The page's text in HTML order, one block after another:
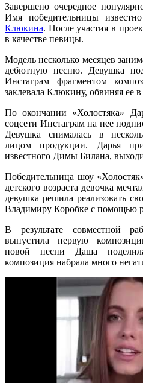
Завершено очередное
Имя победительницы
Клюкина. После участия в
в качестве певицы.
Модель несколько месяцев
дебютную песню. Девушка
Инстаграм фрагментом
заклевала Клюкину, обвиняя ее
По окончании «Холостяка»
соцсети Инстаграм на нее
Девушка снималась в
лицом продукции. Дарья
известного Димы Билана,
Победительница шоу
детского возраста девочка
девушка решила реализовать
Владимиру Коробке с помощью
В результате совместной
выпустила первую
новой песни Даша
композиция набрала много